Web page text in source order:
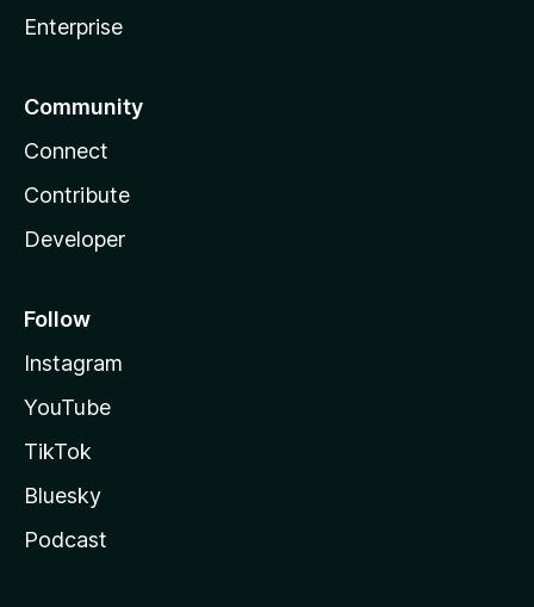
Enterprise
Community
Connect
Contribute
Developer
Follow
Instagram
YouTube
TikTok
Bluesky
Podcast